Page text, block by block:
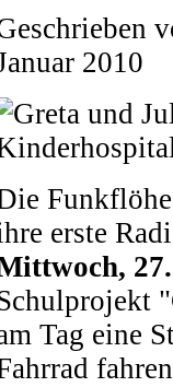
2010
erste
Tag eine